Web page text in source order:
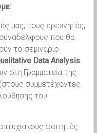
μας, τους ερευνητές,
που θα
το σεμινάριο
Data Analysis
στη Γραμματεία της
συμμετέχοντες
του
φοιτητές